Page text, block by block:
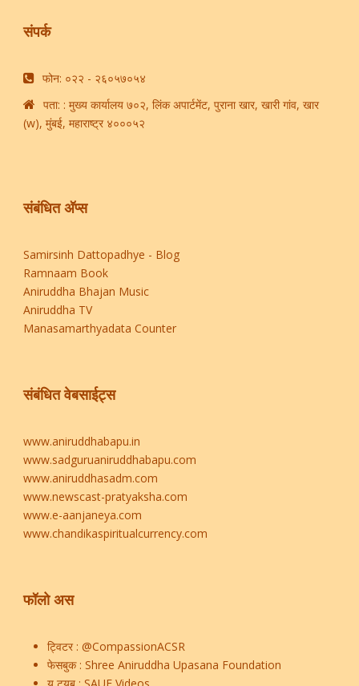
संपर्क
फोन: ​०२२ - २६०५७०५४​
पता: : मुख्य कार्यालय ७०२, लिंक अपार्टमेंट, पुराना खार, खारी गांव, खार
(w), मुंबई, महाराष्ट्र ४०००५२
संबंधित अ‍ॅप्स
Samirsinh Dattopadhye - Blog
Ramnaam Book
Aniruddha Bhajan Music
Aniruddha TV
Manasamarthyadata Counter
संबंधित वेबसाईट्स
www.aniruddhabapu.in
www.sadguruaniruddhabapu.com
www.aniruddhasadm.com
www.newscast-pratyaksha.com
www.e-aanjaneya.com
www.chandikaspiritualcurrency.com
फॉलो अस
ट्विटर : @CompassionACSR
फेसबुक : Shree Aniruddha Upasana Foundation